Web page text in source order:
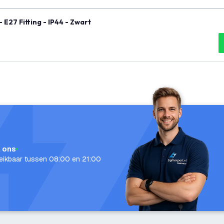
E27 Fitting - IP44 - Zwart
ons
tussen 08:00 en 21:00